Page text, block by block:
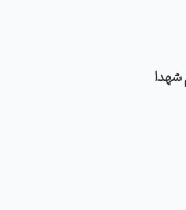
شهدا